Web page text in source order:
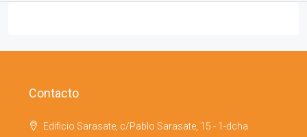
Contacto
Edificio Sarasate, c/Pablo Sarasate, 15 - 1-dcha